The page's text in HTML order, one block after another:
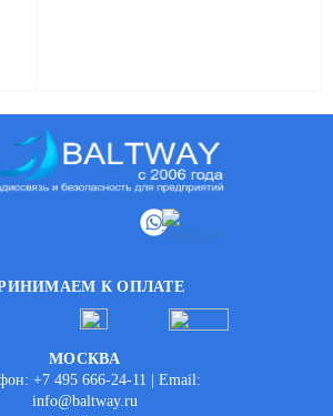
К ОПЛАТЕ
МОСКВА
+7 495 666-24-11 | Email:
info@baltway.ru